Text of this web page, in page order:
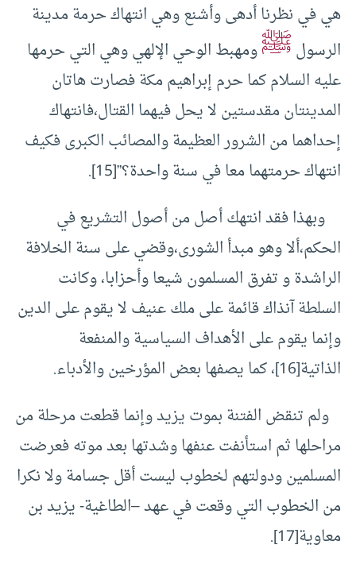
هي في نظرنا أدهى وأشنع وهي انتهاك حرمة مدينة
الرسولﷺومهبط الوحي الإلهي وهي التي حرمها
عليه السلام كما حرم إبراهيم مكة فصارت هاتان
المدينتان مقدستين لا يحل فيهما القتال،فانتهاك
إحداهما من الشرور العظيمة والمصائب الكبرى فكيف
انتهاك حرمتهما معا في سنة واحدة؟”[15]
.
وبهذا فقد انتهك أصل من أصول التشريع في
الحكم،ألا وهو مبدأ الشورى،وقضي على سنة الخلافة
الراشدة و تفرق المسلمون شيعا وأحزابا، وكانت
السلطة آنذاك قائمة على ملك عنيف لا يقوم على الدين
وإنما يقوم على الأهداف السياسية والمنفعة
الذاتية[16]
، كما يصفها بعض المؤرخين والأدباء.
ولم تنقض الفتنة بموت يزيد وإنما قطعت مرحلة من
مراحلها ثم استأنفت عنفها وشدتها بعد موته فعرضت
المسلمين ودولتهم لخطوب ليست أقل جسامة ولا نكرا
من الخطوب التي وقعت في عهد –الطاغية- يزيد بن
معاوية[17]
.